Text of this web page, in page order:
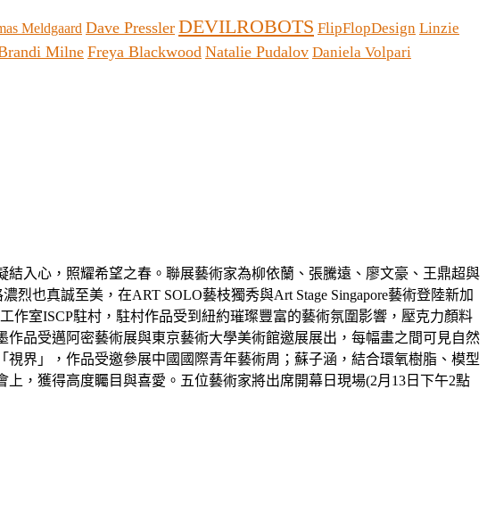
Meldgaard Dave Pressler DEVILROBOTS FlipFlopDesign Linzie
MilneFreya Blackwood Natalie Pudalov Daniela Volpari
入心，照耀希望之春。聯展藝術家為柳依蘭、張騰遠、廖文豪、王鼎超與
也真誠至美，在ART SOLO藝枝獨秀與Art Stage Singapore藝術登陸新加
室ISCP駐村，駐村作品受到紐約璀璨豐富的藝術氛圍影響，壓克力顏料
品受邁阿密藝術展與東京藝術大學美術館邀展展出，每幅畫之間可見自然
界」，作品受邀參展中國國際青年藝術周；蘇子涵，結合環氧樹脂、模型
，獲得高度矚目與喜愛。五位藝術家將出席開幕日現場(2月13日下午2點